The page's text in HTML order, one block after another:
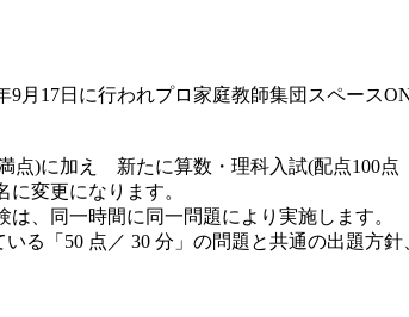
月17日に行われプロ家庭教師集団スペース
点)に加え 新たに算数・理科入試(配点100
変更になります。
、同一時間に同一問題により実施します。
る「50 点／ 30 分」の問題と共通の出題方